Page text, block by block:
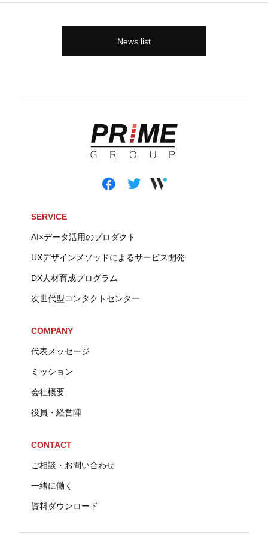
News list
SERVICE
AI×データ活用のプロダクト
UXデザインメソッドによるサービス開発
DX人材育成プログラム
次世代型コンタクトセンター
COMPANY
代表メッセージ
ミッション
会社概要
役員・経営陣
CONTACT
ご相談・お問い合わせ
一緒に働く
資料ダウンロード